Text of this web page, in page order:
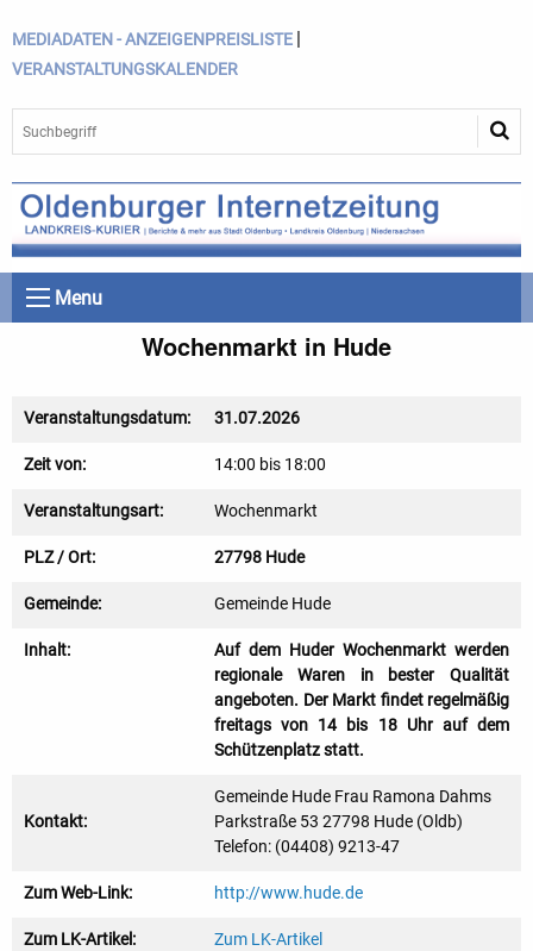
MEDIADATEN - ANZEIGENPREISLISTE |
VERANSTALTUNGSKALENDER
Menu
Wochenmarkt in Hude
Veranstaltungsdatum: 31.07.2026
Zeit von: 14:00 bis 18:00
Veranstaltungsart: Wochenmarkt
PLZ / Ort: 27798 Hude
Gemeinde: Gemeinde Hude
Inhalt:
Auf dem Huder Wochenmarkt werden
regionale Waren in bester Qualität
angeboten. Der Markt findet regelmäßig
freitags von 14 bis 18 Uhr auf dem
Schützenplatz statt.
Kontakt:
Gemeinde Hude Frau Ramona Dahms
Parkstraße 53 27798 Hude (Oldb)
Telefon: (04408) 9213-47
Zum Web-Link: http://www.hude.de
Zum LK-Artikel: Zum LK-Artikel